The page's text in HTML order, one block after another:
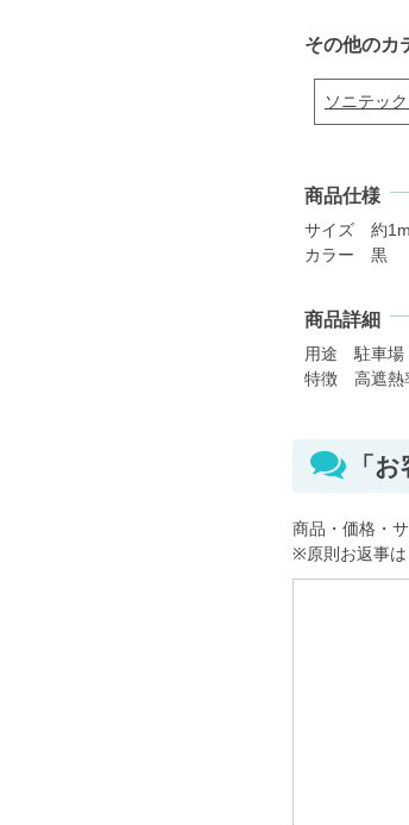
その他のカ
ソニテッ
商品仕様
サイズ 約
カラー 黒
商品詳細
用途 駐車場
特徴 高遮熱
「
商品・価格・
※原則お返事は